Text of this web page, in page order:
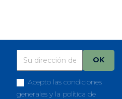
Acepto las condiciones
generales y la política de